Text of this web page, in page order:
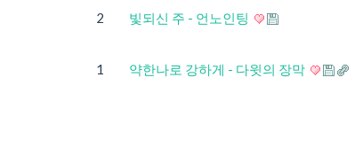
2 빛되신 주 - 언노인팅
1 약한나로 강하게 - 다윗의 장막